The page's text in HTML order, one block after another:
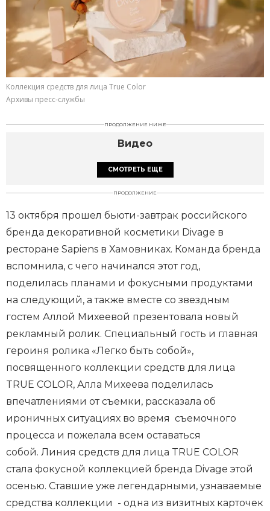
Коллекция средств для лица True Color
Архивы пресс-службы
ПРОДОЛЖЕНИЕ НИЖЕ
Видео
СМОТРЕТЬ ЕЩЕ
ПРОДОЛЖЕНИЕ
13 октября прошел бьюти-завтрак российского
бренда декоративной косметики Divage в
ресторане Sapiens в Хамовниках. Команда бренда
вспомнила, с чего начинался этот год,
поделилась планами и фокусными продуктами
на следующий, а также вместе со звездным
гостем Аллой Михеевой презентовала новый
рекламный ролик. Специальный гость и главная
героиня ролика «Легко быть собой»,
посвященного коллекции средств для лица
TRUE COLOR, Алла Михеева поделилась
впечатлениями от съемки, рассказала об
ироничных ситуациях во время съемочного
процесса и пожелала всем оставаться
собой. Линия средств для лица TRUE COLOR
стала фокусной коллекцией бренда Divage этой
осенью. Ставшие уже легендарными, узнаваемые
средства коллекции - одна из визитных карточек